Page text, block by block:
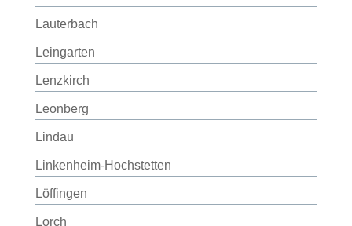
Lauterbach
Leingarten
Lenzkirch
Leonberg
Lindau
Linkenheim-Hochstetten
Löffingen
Lorch